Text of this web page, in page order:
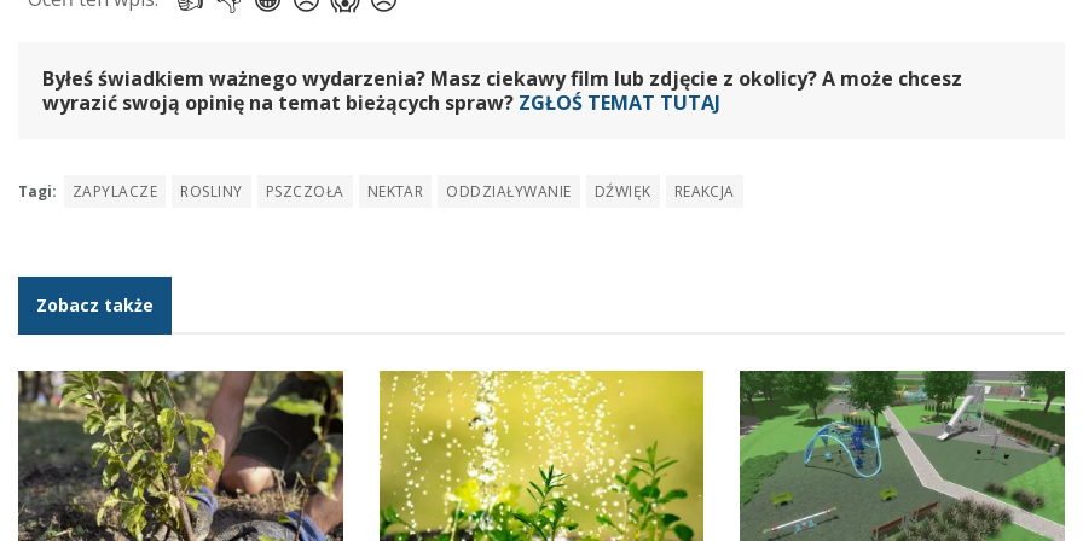
Byłeś świadkiem ważnego wydarzenia? Masz ciekawy film lub zdjęcie z okolicy? A może chcesz
wyrazić swoją opinię na temat bieżących spraw? ZGŁOŚ TEMAT TUTAJ
Tagi: ZAPYLACZE ROSLINY PSZCZOŁA NEKTAR ODDZIAŁYWANIE DŹWIĘK REAKCJA
Zobacz także